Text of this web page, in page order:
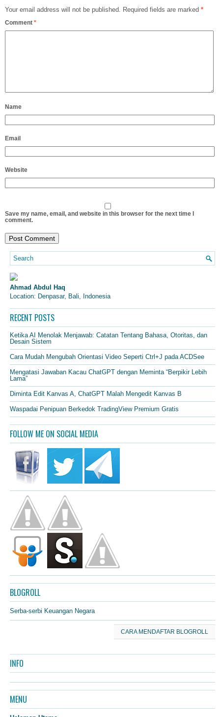
Your email address will not be published. Required fields are marked *
Comment *
Name
Email
Website
Save my name, email, and website in this browser for the next time I
comment.
Ahmad Abdul Haq
Location: Denpasar, Bali, Indonesia
RECENT POSTS
Ketika AI Menolak Menjawab: Catatan Tentang Bahasa, Otoritas, dan
Desain Sistem
Cara Mudah Mengubah Orientasi Video Seperti Ctrl+J pada ACDSee
Mengatasi Jawaban Kacau ChatGPT dengan Meminta “Berpikir Lebih
Lama”
Diminta Edit Kanvas A, ChatGPT Malah Mengedit Kanvas B
Waspadai Penipuan Berkedok TradingView Premium Gratis
FOLLOW ME ON SOCIAL MEDIA
BLOGROLL
Serba-serbi Keuangan Negara
CARA MENDAFTAR BLOGROLL
INFO
MENU